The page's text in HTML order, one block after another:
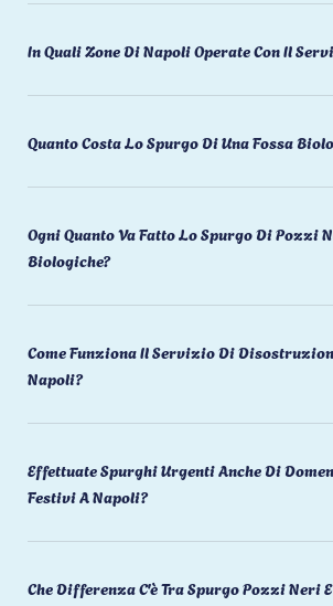
In Quali Zone Di Napoli Operate Con Il
Quanto Costa Lo Spurgo Di Una Fossa
Ogni Quanto Va Fatto Lo Spurgo Di Pozzi
Biologiche?
Come Funziona Il Servizio Di
Napoli?
Effettuate Spurghi Urgenti Anche Di
Festivi A Napoli?
Che Differenza C'è Tra Spurgo Pozzi Neri